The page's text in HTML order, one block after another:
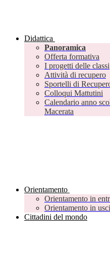
Didattica
Panoramica
Offerta formativa
I progetti delle classi
Attività di recupero
Sportelli di
Colloqui Mattutini
Calendario anno
Macerata
Orientamento
Orientamento in
Orientamento in
Cittadini del mondo